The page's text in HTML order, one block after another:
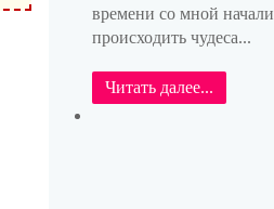
времени со мной начали
происходить чудеса...
Читать далее...